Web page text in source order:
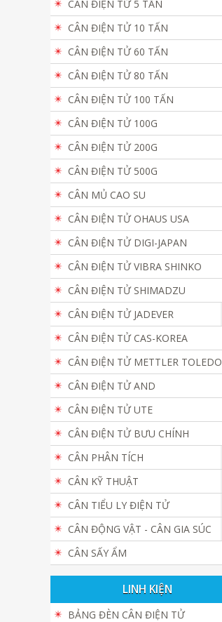
CÂN ĐIỆN TỬ 5 TẤN
CÂN ĐIỆN TỬ 10 TẤN
CÂN ĐIỆN TỬ 60 TẤN
CÂN ĐIỆN TỬ 80 TẤN
CÂN ĐIỆN TỬ 100 TẤN
CÂN ĐIỆN TỬ 100G
CÂN ĐIỆN TỬ 200G
CÂN ĐIỆN TỬ 500G
CÂN MỦ CAO SU
CÂN ĐIỆN TỬ OHAUS USA
CÂN ĐIỆN TỬ DIGI-JAPAN
CÂN ĐIỆN TỬ VIBRA SHINKO
CÂN ĐIỆN TỬ SHIMADZU
CÂN ĐIỆN TỬ JADEVER
CÂN ĐIỆN TỬ CAS-KOREA
CÂN ĐIỆN TỬ METTLER TOLEDO
CÂN ĐIỆN TỬ AND
CÂN ĐIỆN TỬ UTE
CÂN ĐIỆN TỬ BƯU CHÍNH
CÂN PHÂN TÍCH
CÂN KỸ THUẬT
CÂN TIỂU LY ĐIỆN TỬ
CÂN ĐỘNG VẬT - CÂN GIA SÚC
CÂN SẤY ẨM
LINH KIỆN
BẢNG ĐÈN CÂN ĐIỆN TỬ